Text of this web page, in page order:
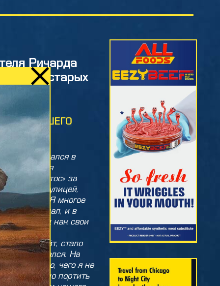
Ричарда
от старых
ОТ НАШЕГО
баллотировался в
Найт-Сити, я
«Бандиттос» за
улицу за улицей,
Я многое
услышал, и в
знаю город как свои
этот сайт, стало
я заблуждался. На
было что-то, чего я не
стыдно портить